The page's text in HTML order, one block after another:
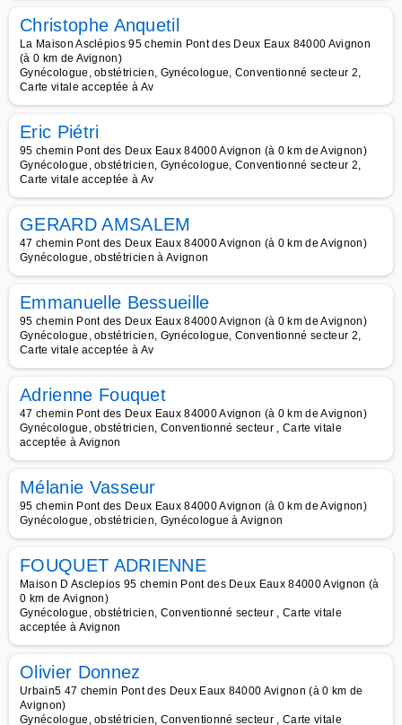
Christophe Anquetil
La Maison Asclépios 95 chemin Pont des Deux Eaux 84000 Avignon
(à 0 km de Avignon)
Gynécologue, obstétricien, Gynécologue, Conventionné secteur 2,
Carte vitale acceptée à Av
Eric Piétri
95 chemin Pont des Deux Eaux 84000 Avignon (à 0 km de Avignon)
Gynécologue, obstétricien, Gynécologue, Conventionné secteur 2,
Carte vitale acceptée à Av
GERARD AMSALEM
47 chemin Pont des Deux Eaux 84000 Avignon (à 0 km de Avignon)
Gynécologue, obstétricien à Avignon
Emmanuelle Bessueille
95 chemin Pont des Deux Eaux 84000 Avignon (à 0 km de Avignon)
Gynécologue, obstétricien, Gynécologue, Conventionné secteur 2,
Carte vitale acceptée à Av
Adrienne Fouquet
47 chemin Pont des Deux Eaux 84000 Avignon (à 0 km de Avignon)
Gynécologue, obstétricien, Conventionné secteur , Carte vitale
acceptée à Avignon
Mélanie Vasseur
95 chemin Pont des Deux Eaux 84000 Avignon (à 0 km de Avignon)
Gynécologue, obstétricien, Gynécologue à Avignon
FOUQUET ADRIENNE
Maison D Asclepios 95 chemin Pont des Deux Eaux 84000 Avignon (à
0 km de Avignon)
Gynécologue, obstétricien, Conventionné secteur , Carte vitale
acceptée à Avignon
Olivier Donnez
Urbain5 47 chemin Pont des Deux Eaux 84000 Avignon (à 0 km de
Avignon)
Gynécologue, obstétricien, Conventionné secteur , Carte vitale